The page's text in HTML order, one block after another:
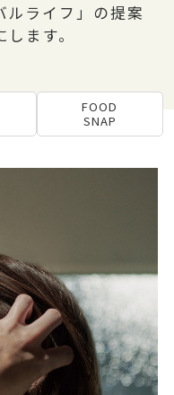
ルライフ」の提案
ます。
FOOD
SNAP